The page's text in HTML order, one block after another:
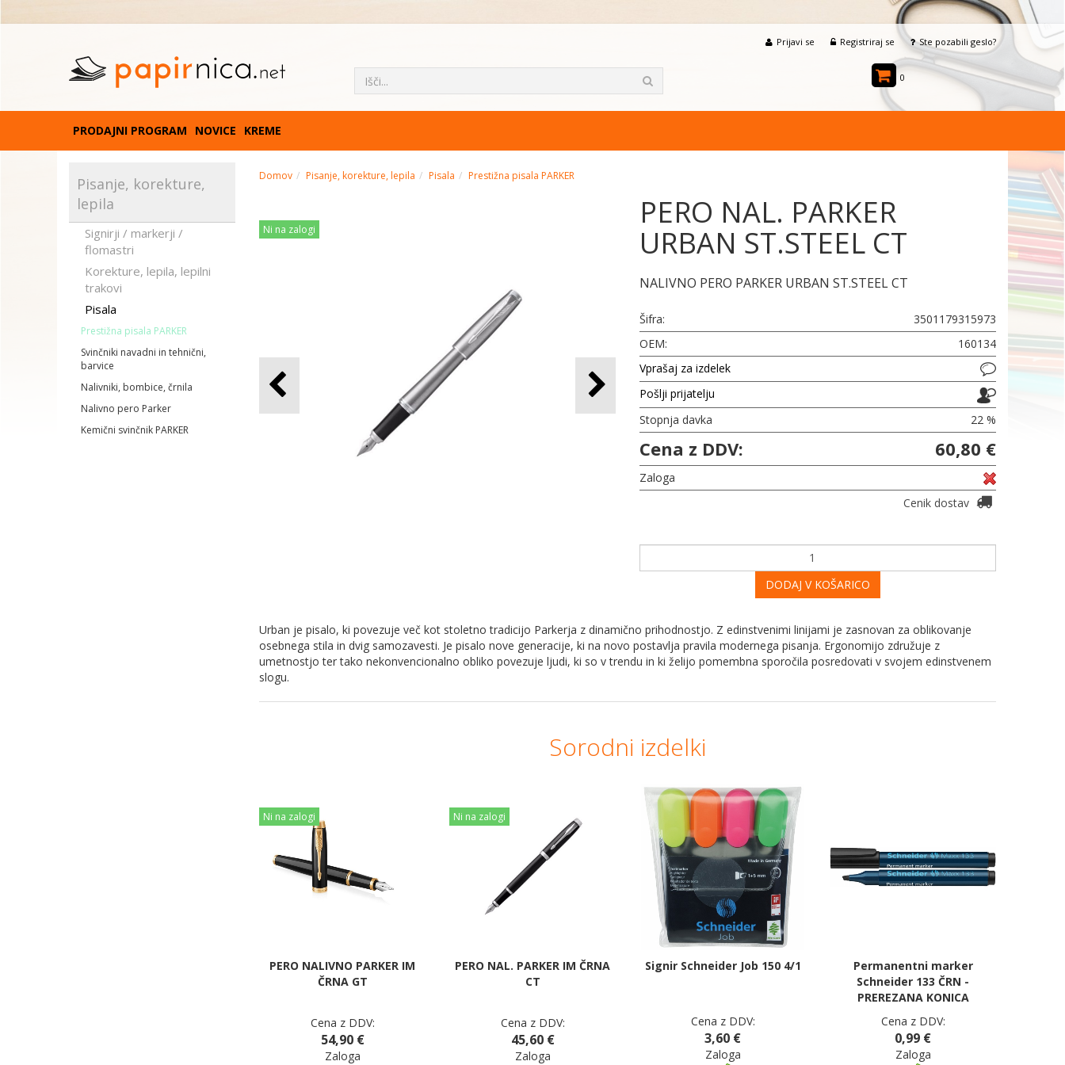
Prijavi se Registriraj se Ste pozabili geslo?
0
PRODAJNI PROGRAM NOVICE KREME
Pisanje, korekture,
lepila
Signirji / markerji /
flomastri
Korekture, lepila, lepilni
trakovi
Pisala
Prestižna pisala PARKER
Svinčniki navadni in tehnični,
barvice
Nalivniki, bombice, črnila
Nalivno pero Parker
Kemični svinčnik PARKER
Domov Pisanje, korekture, lepila Pisala Prestižna pisala PARKER
Ni na zalogi PERO NAL. PARKER
URBAN ST.STEEL CT
NALIVNO PERO PARKER URBAN ST.STEEL CT
Šifra:
3501179315973
OEM:
160134
Vprašaj za izdelek
Pošlji prijatelju
Stopnja davka
22 %
Cena z DDV: 60,80 €
Zaloga
Cenik dostav
DODAJ V KOŠARICO
Urban je pisalo, ki povezuje več kot stoletno tradicijo Parkerja z dinamično prihodnostjo. Z edinstvenimi linijami je zasnovan za oblikovanje
osebnega stila in dvig samozavesti. Je pisalo nove generacije, ki na novo postavlja pravila modernega pisanja. Ergonomijo združuje z
umetnostjo ter tako nekonvencionalno obliko povezuje ljudi, ki so v trendu in ki želijo pomembna sporočila posredovati v svojem edinstvenem
slogu.
Sorodni izdelki
Ni na zalogi
PERO NALIVNO PARKER IM
ČRNA GT
Cena z DDV:
54,90 €
Zaloga
Ni na zalogi
PERO NAL. PARKER IM ČRNA
CT
Cena z DDV:
45,60 €
Zaloga
Signir Schneider Job 150 4/1
Cena z DDV:
3,60 €
Zaloga
Permanentni marker
Schneider 133 ČRN -
PREREZANA KONICA
Cena z DDV:
0,99 €
Zaloga